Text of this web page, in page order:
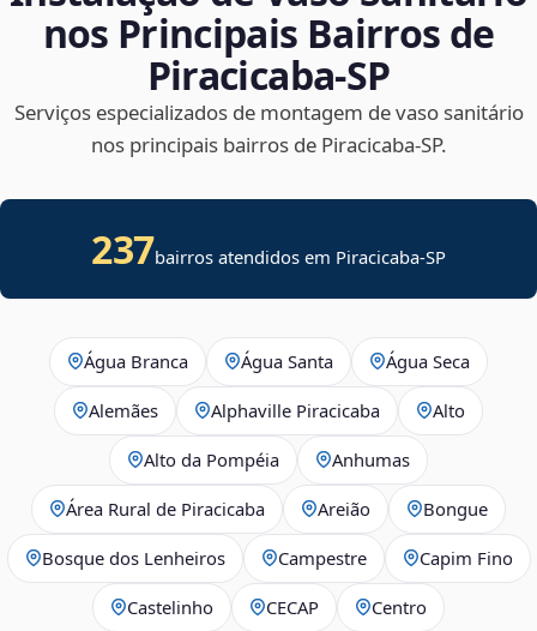
nos Principais Bairros de
Piracicaba‑SP
Serviços especializados de montagem de vaso sanitário
nos principais bairros de Piracicaba‑SP.
237bairros atendidos em Piracicaba-SP
Água Branca Água Santa Água Seca
Alemães Alphaville Piracicaba Alto
Alto da Pompéia Anhumas
Área Rural de Piracicaba Areião Bongue
Bosque dos Lenheiros Campestre Capim Fino
Castelinho CECAP Centro